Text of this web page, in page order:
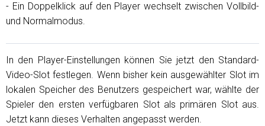
- Ein Doppelklick auf den Player wechselt zwischen Vollbild-
und Normalmodus.
In den Player-Einstellungen können Sie jetzt den Standard-
Video-Slot festlegen. Wenn bisher kein ausgewählter Slot im
lokalen Speicher des Benutzers gespeichert war, wählte der
Spieler den ersten verfügbaren Slot als primären Slot aus.
Jetzt kann dieses Verhalten angepasst werden.